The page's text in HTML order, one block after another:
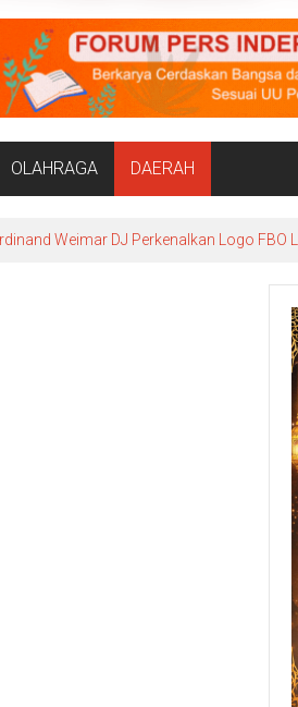
OLAHRAGA DAERAH
Weimar DJ Perkenalkan Logo FBO